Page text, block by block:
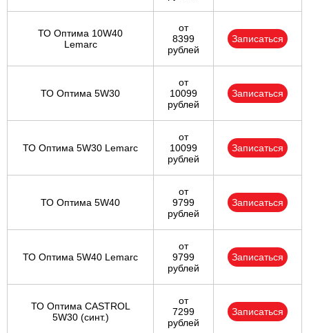
ТО Оптима 10W40
Lemarc
от
8399
рублей
Записаться
ТО Оптима 5W30
от
10099
рублей
Записаться
ТО Оптима 5W30 Lemarc
от
10099
рублей
Записаться
ТО Оптима 5W40
от
9799
рублей
Записаться
ТО Оптима 5W40 Lemarc
от
9799
рублей
Записаться
ТО Оптима CASTROL
5W30 (синт.)
от
7299
рублей
Записаться